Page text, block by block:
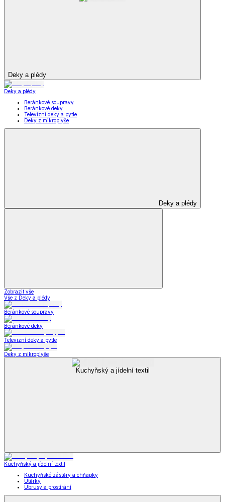
Deky a plédy
Deky a plédy
Beránkové soupravy
Beránkové deky
Televizní deky a pytle
Deky z mikroplyše
Deky a plédy
Zobrazit vše
Vše z Deky a plédy
Beránkové soupravy
Beránkové deky
Televizní deky a pytle
Deky z mikroplyše
Kuchyňský a jídelní textil
Kuchyňský a jídelní textil
Kuchyňské zástěry a chňapky
Utěrky
Ubrusy a prostírání